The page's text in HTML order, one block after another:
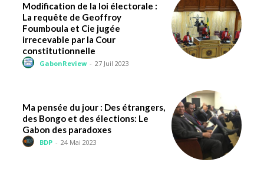
Modification de la loi électorale :
La requête de Geoffroy
Foumboula et Cie jugée
irrecevable par la Cour
constitutionnelle
GabonReview - 27 Juil 2023
Ma pensée du jour : Des étrangers,
des Bongo et des élections: Le
Gabon des paradoxes
BDP - 24 Mai 2023